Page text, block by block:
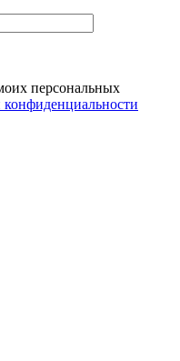
персональных
конфиденциальности